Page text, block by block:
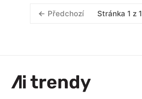
Předchozí Stránka 1 z 1